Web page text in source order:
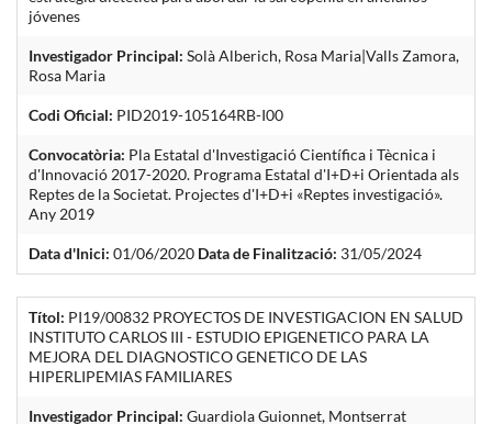
jóvenes
Investigador Principal: Solà Alberich, Rosa Maria|Valls Zamora,
Rosa Maria
Codi Oficial: PID2019-105164RB-I00
Convocatòria: Pla Estatal d'Investigació Científica i Tècnica i
d'Innovació 2017-2020. Programa Estatal d'I+D+i Orientada als
Reptes de la Societat. Projectes d'I+D+i «Reptes investigació».
Any 2019
Data d'Inici: 01/06/2020 Data de Finalització: 31/05/2024
Títol: PI19/00832 PROYECTOS DE INVESTIGACION EN SALUD
INSTITUTO CARLOS III - ESTUDIO EPIGENETICO PARA LA
MEJORA DEL DIAGNOSTICO GENETICO DE LAS
HIPERLIPEMIAS FAMILIARES
Investigador Principal: Guardiola Guionnet, Montserrat